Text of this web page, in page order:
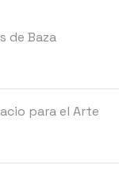
de Baza
para el Arte